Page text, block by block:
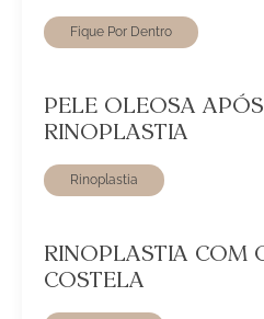
Fique Por Dentro
Rinoplastia
PELE OLEOSA
RINOPLASTIA
RINOPLASTIA COM
COSTELA